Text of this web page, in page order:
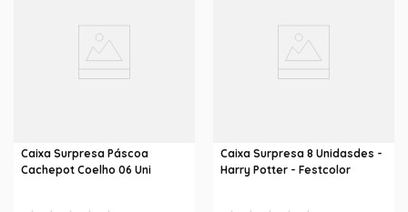
Caixa Surpresa Páscoa
Cachepot Coelho 06 Uni
Caixa Surpresa 8 Unidasdes -
Harry Potter - Festcolor